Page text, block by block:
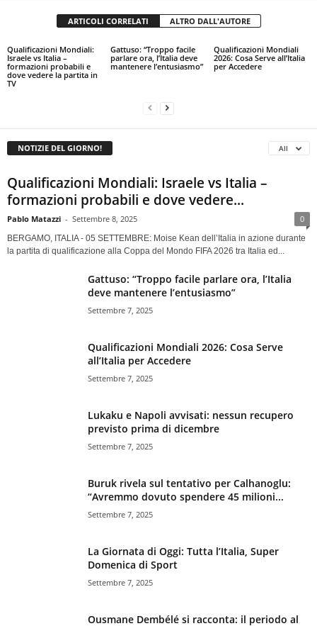
ARTICOLI CORRELATI ALTRO DALL'AUTORE
Qualificazioni Mondiali:
Israele vs Italia –
formazioni probabili e
dove vedere la partita in
TV
Gattuso: “Troppo facile
parlare ora, l’Italia deve
mantenere l’entusiasmo”
Qualificazioni Mondiali
2026: Cosa Serve all’Italia
per Accedere
NOTIZIE DEL GIORNO! All
Qualificazioni Mondiali: Israele vs Italia –
formazioni probabili e dove vedere...
Pablo Matazzi - Settembre 8, 2025 0
BERGAMO, ITALIA - 05 SETTEMBRE: Moise Kean dell’Italia in azione durante
la partita di qualificazione alla Coppa del Mondo FIFA 2026 tra Italia ed...
Gattuso: “Troppo facile parlare ora, l’Italia
deve mantenere l’entusiasmo”
Settembre 7, 2025
Qualificazioni Mondiali 2026: Cosa Serve
all’Italia per Accedere
Settembre 7, 2025
Lukaku e Napoli avvisati: nessun recupero
previsto prima di dicembre
Settembre 7, 2025
Buruk rivela sul tentativo per Calhanoglu:
“Avremmo dovuto spendere 45 milioni...
Settembre 7, 2025
La Giornata di Oggi: Tutta l’Italia, Super
Domenica di Sport
Settembre 7, 2025
Ousmane Dembélé si racconta: il periodo al